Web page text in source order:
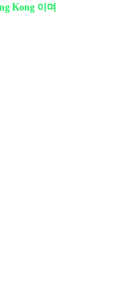
Kong 이며